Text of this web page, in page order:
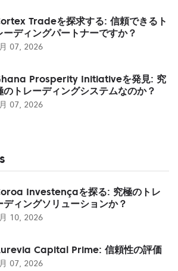
Tradeを探求する: 信頼できるト
ーディングパートナーですか？
07, 2026
Prosperity Initiativeを発見: 究
のトレーディングシステムなのか？
07, 2026
Investençaを探る: 究極のトレ
ディングソリューションか？
10, 2026
Capital Prime: 信頼性の評価
07, 2026